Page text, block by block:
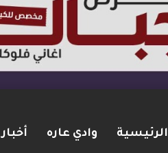
الرئيسية وادي عاره أخبار
ترامب: أشارك شخصيًا في